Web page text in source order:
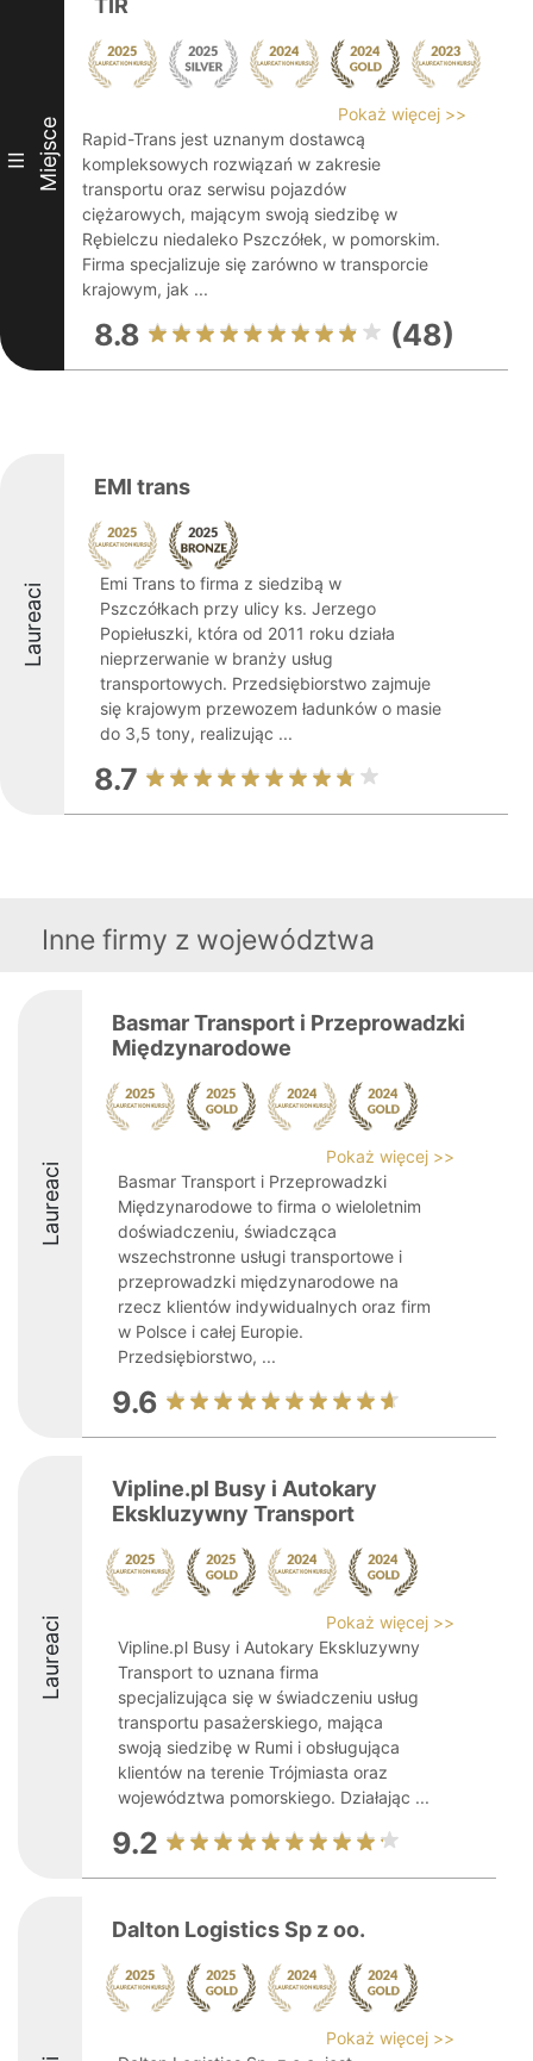
III Miejsce
TIR
Pokaż więcej >>
Rapid-Trans jest uznanym dostawcą
kompleksowych rozwiązań w zakresie
transportu oraz serwisu pojazdów
ciężarowych, mającym swoją siedzibę w
Rębielczu niedaleko Pszczółek, w pomorskim.
Firma specjalizuje się zarówno w transporcie
krajowym, jak ...
8.8 (48)
Laureaci
EMI trans
Emi Trans to firma z siedzibą w
Pszczółkach przy ulicy ks. Jerzego
Popiełuszki, która od 2011 roku działa
nieprzerwanie w branży usług
transportowych. Przedsiębiorstwo zajmuje
się krajowym przewozem ładunków o masie
do 3,5 tony, realizując ...
8.7
Inne firmy z województwa
Laureaci
Basmar Transport i Przeprowadzki
Międzynarodowe
Pokaż więcej >>
Basmar Transport i Przeprowadzki
Międzynarodowe to firma o wieloletnim
doświadczeniu, świadcząca
wszechstronne usługi transportowe i
przeprowadzki międzynarodowe na
rzecz klientów indywidualnych oraz firm
w Polsce i całej Europie.
Przedsiębiorstwo, ...
9.6
Laureaci
Vipline.pl Busy i Autokary
Ekskluzywny Transport
Pokaż więcej >>
Vipline.pl Busy i Autokary Ekskluzywny
Transport to uznana firma
specjalizująca się w świadczeniu usług
transportu pasażerskiego, mająca
swoją siedzibę w Rumi i obsługująca
klientów na terenie Trójmiasta oraz
województwa pomorskiego. Działając ...
9.2
Dalton Logistics Sp z oo.
Pokaż więcej >>